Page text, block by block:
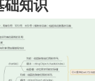
知识